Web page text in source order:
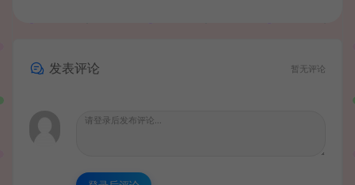
发表评论 暂无评论